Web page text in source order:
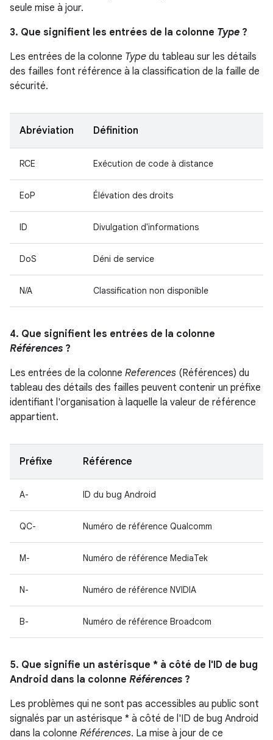
seule mise à jour.
3. Que signifient les entrées de la colonne Type ?
Les entrées de la colonne Type du tableau sur les détails
des failles font référence à la classification de la faille de
sécurité.
Abréviation Définition
RCE Exécution de code à distance
EoP Élévation des droits
ID Divulgation d'informations
DoS Déni de service
N/A Classification non disponible
4. Que signifient les entrées de la colonne
Références ?
Les entrées de la colonne References (Références) du
tableau des détails des failles peuvent contenir un préfixe
identifiant l'organisation à laquelle la valeur de référence
appartient.
Préfixe Référence
A- ID du bug Android
QC- Numéro de référence Qualcomm
M- Numéro de référence MediaTek
N- Numéro de référence NVIDIA
B- Numéro de référence Broadcom
5. Que signifie un astérisque * à côté de l'ID de bug
Android dans la colonne Références ?
Les problèmes qui ne sont pas accessibles au public sont
signalés par un astérisque * à côté de l'ID de bug Android
dans la colonne Références. La mise à jour de ce